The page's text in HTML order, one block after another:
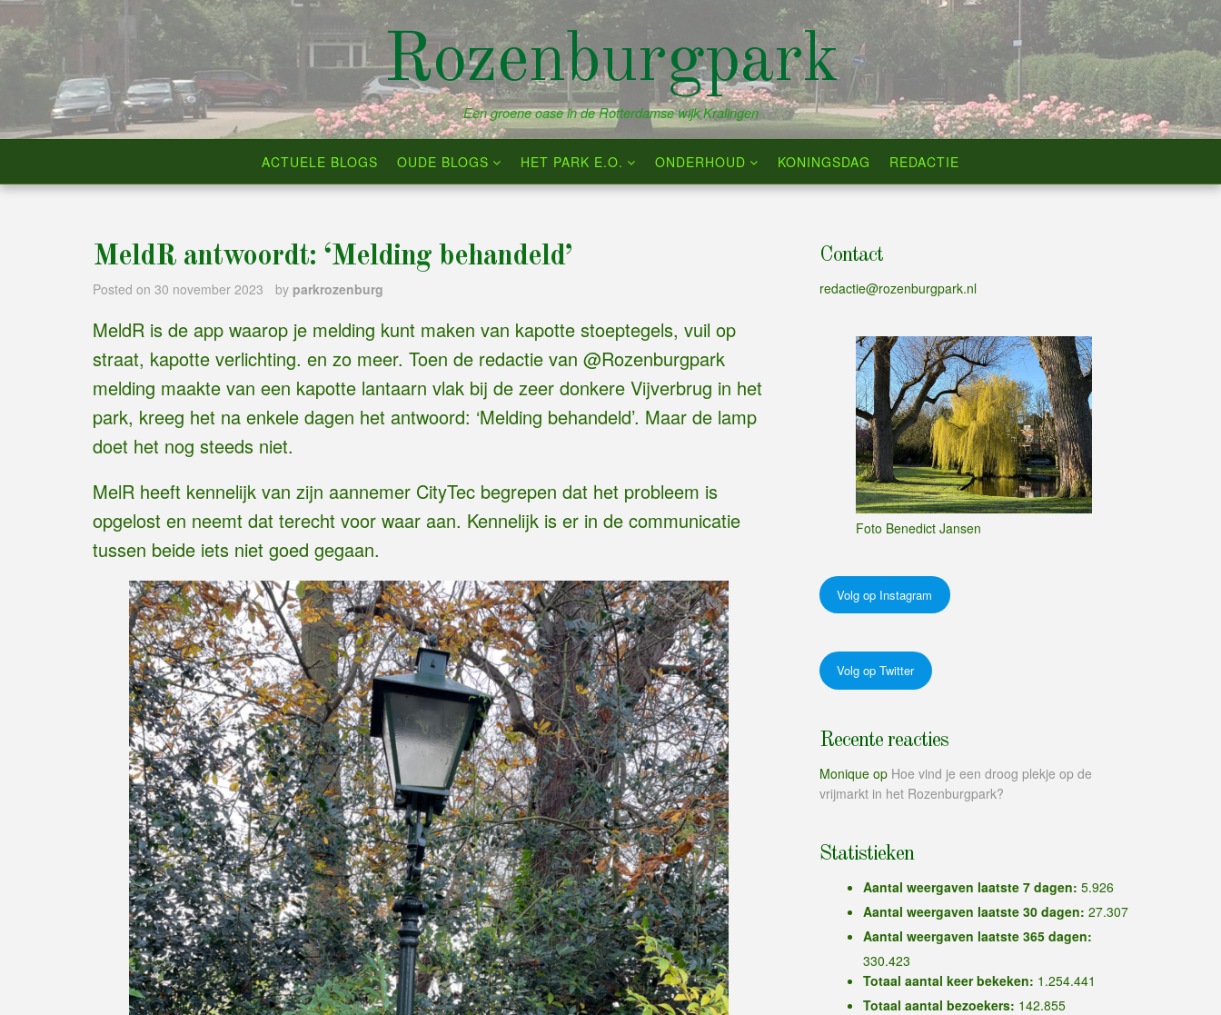
to
content
Rozenburgpark
Een groene oase in de Rotterdamse wijk Kralingen
ACTUELE BLOGS OUDE BLOGS HET PARK E.O. ONDERHOUD KONINGSDAG REDACTIE
MeldR antwoordt: ‘Melding behandeld’
Posted on 30 november 2023 by parkrozenburg
MeldR is de app waarop je melding kunt maken van kapotte stoeptegels, vuil op
straat, kapotte verlichting. en zo meer. Toen de redactie van @Rozenburgpark
melding maakte van een kapotte lantaarn vlak bij de zeer donkere Vijverbrug in het
park, kreeg het na enkele dagen het antwoord: ‘Melding behandeld’. Maar de lamp
doet het nog steeds niet.
MelR heeft kennelijk van zijn aannemer CityTec begrepen dat het probleem is
opgelost en neemt dat terecht voor waar aan. Kennelijk is er in de communicatie
tussen beide iets niet goed gegaan.
Contact
redactie@rozenburgpark.nl
Foto Benedict Jansen
Volg op Instagram
Volg op Twitter
Recente reacties
Monique op Hoe vind je een droog plekje op de
vrijmarkt in het Rozenburgpark?
Statistieken
Aantal weergaven laatste 7 dagen: 5.926
Aantal weergaven laatste 30 dagen: 27.307
Aantal weergaven laatste 365 dagen:
330.423
Totaal aantal keer bekeken: 1.254.441
Totaal aantal bezoekers: 142.855